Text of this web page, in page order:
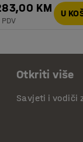
KM U
Otkriti više
Savjeti i vodiči